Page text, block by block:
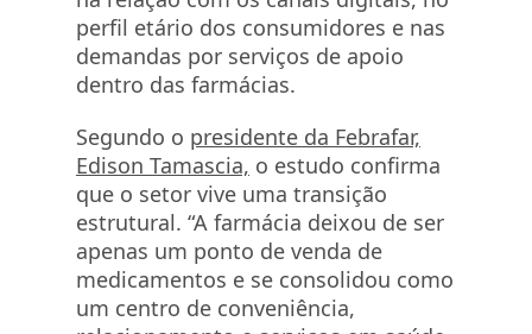
perfil etário dos consumidores e nas
demandas por serviços de apoio
dentro das farmácias.
Segundo o presidente da Febrafar,
Edison Tamascia, o estudo confirma
que o setor vive uma transição
estrutural. “A farmácia deixou de ser
apenas um ponto de venda de
medicamentos e se consolidou como
um centro de conveniência,